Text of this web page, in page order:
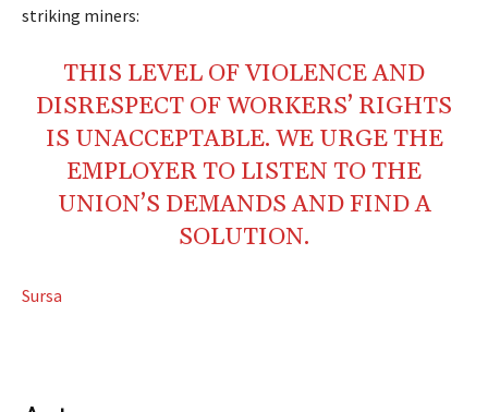
striking miners:
THIS LEVEL OF VIOLENCE AND
DISRESPECT OF WORKERS’ RIGHTS
IS UNACCEPTABLE. WE URGE THE
EMPLOYER TO LISTEN TO THE
UNION’S DEMANDS AND FIND A
SOLUTION.
Sursa